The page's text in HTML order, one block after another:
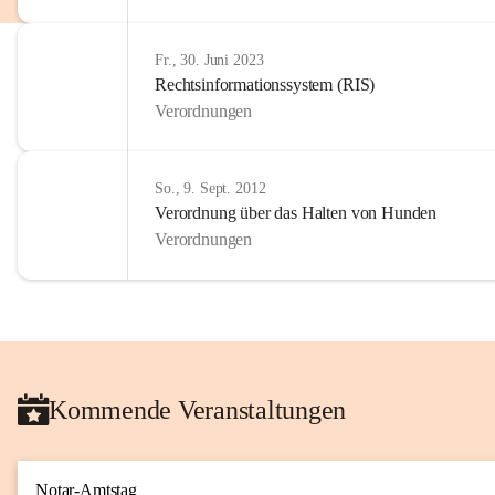
Fr., 30. Juni 2023
Rechtsinformationssystem (RIS)
Verordnungen
So., 9. Sept. 2012
Verordnung über das Halten von Hunden
Verordnungen
Kommende Veranstaltungen
Notar-Amtstag